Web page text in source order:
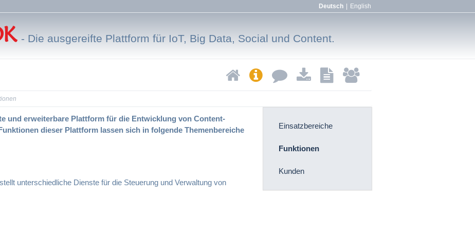
Deutsch English
- Die ausgereifte Plattform für IoT, Big Data, Social und Content.
und erweiterbare Plattform für die Entwicklung von Content-
dieser Plattform lassen sich in folgende Themenbereiche
unterschiedliche Dienste für die Steuerung und Verwaltung von
Einsatzbereiche
Funktionen
Kunden